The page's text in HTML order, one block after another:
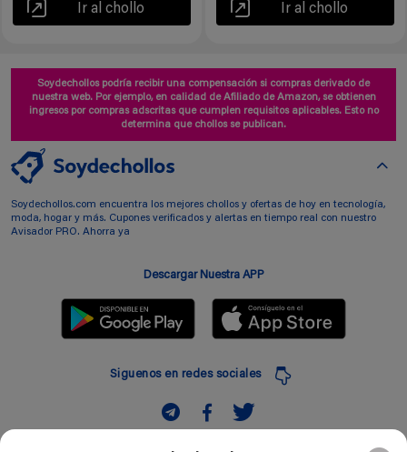
Ir al chollo Ir al chollo
Soydechollos podría recibir una compensación si compras derivado de
nuestra web. Por ejemplo, en calidad de Afiliado de Amazon, se obtienen
ingresos por compras adscritas que cumplen requisitos aplicables. Esto no
determina que chollos se publican.
Soydechollos.com encuentra los mejores chollos y ofertas de hoy en tecnología,
moda, hogar y más. Cupones verificados y alertas en tiempo real con nuestro
Avisador PRO. Ahorra ya
Descargar Nuestra APP
Siguenos en redes sociales